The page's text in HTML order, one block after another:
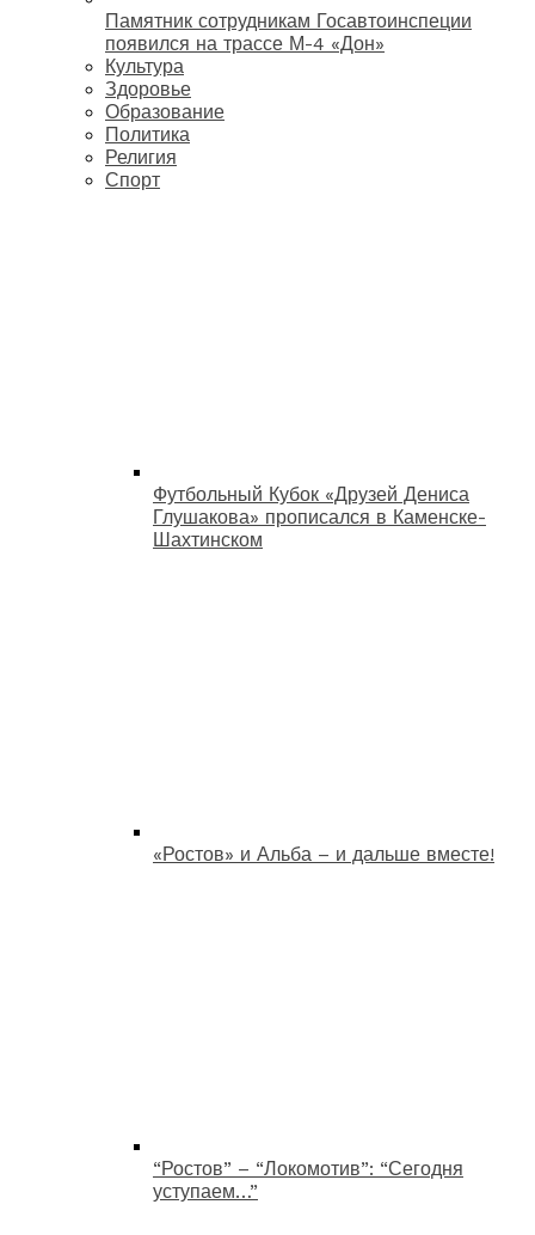
Памятник сотрудникам Госавтоинспеции
появился на трассе М-4 «Дон»
Культура
Здоровье
Образование
Политика
Религия
Спорт
Футбольный Кубок «Друзей Дениса
Глушакова» прописался в Каменске-
Шахтинском
«Ростов» и Альба – и дальше вместе!
“Ростов” – “Локомотив”: “Сегодня
уступаем…”